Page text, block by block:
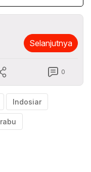
Selanjutnya
0
Indosiar
rabu